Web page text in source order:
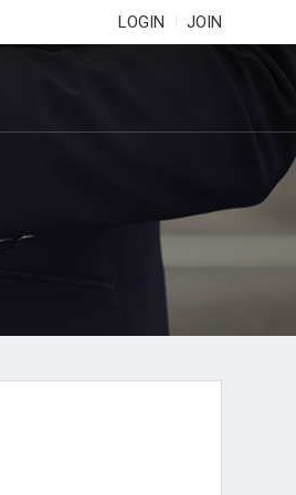
LOGIN JOIN